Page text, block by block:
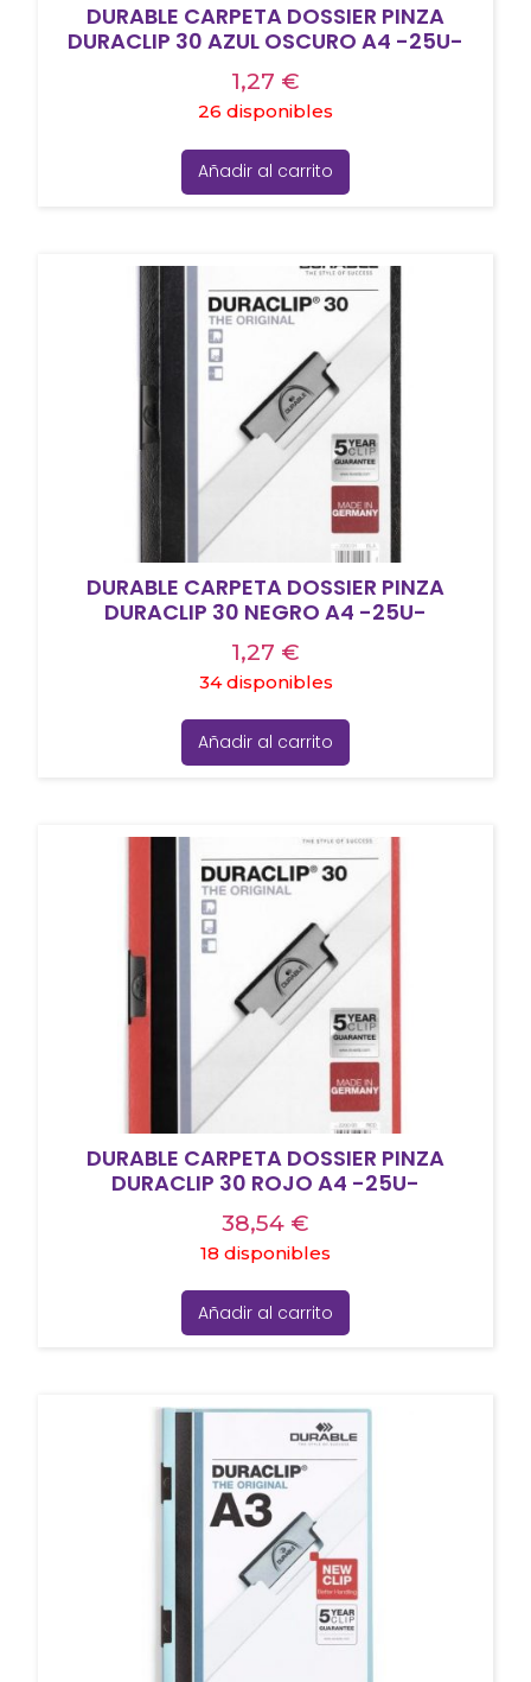
DURABLE CARPETA DOSSIER PINZA
DURACLIP 30 AZUL OSCURO A4 -25U-
1,27 €
26 disponibles
Añadir al carrito
DURABLE CARPETA DOSSIER PINZA
DURACLIP 30 NEGRO A4 -25U-
1,27 €
34 disponibles
Añadir al carrito
DURABLE CARPETA DOSSIER PINZA
DURACLIP 30 ROJO A4 -25U-
38,54 €
18 disponibles
Añadir al carrito